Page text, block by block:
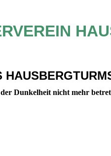
Dunkelheit nicht mehr